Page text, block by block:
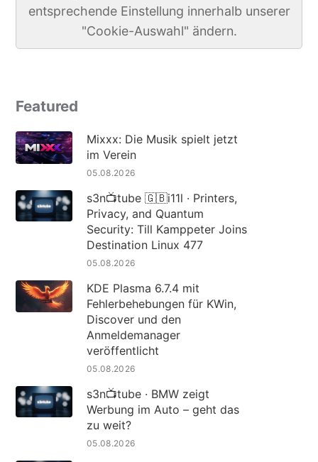
entsprechende Einstellung innerhalb unserer
"Cookie-Auswahl" ändern.
Featured
Mixxx: Die Musik spielt jetzt
im Verein
05.08.2026
s3n📺tube 🇬🇧i11l · Printers,
Privacy, and Quantum
Security: Till Kamppeter Joins
Destination Linux 477
05.08.2026
KDE Plasma 6.7.4 mit
Fehlerbehebungen für KWin,
Discover und den
Anmeldemanager
veröffentlicht
05.08.2026
s3n📺tube · BMW zeigt
Werbung im Auto – geht das
zu weit?
05.08.2026